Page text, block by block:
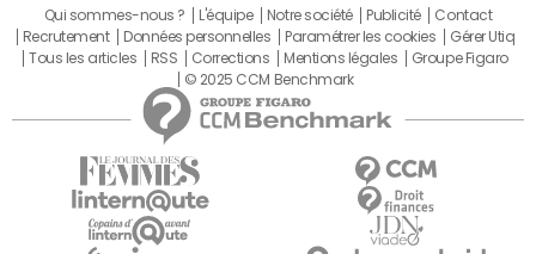
Qui sommes-nous ? L'équipe Notre société Publicité
Contact
Recrutement
Données personnelles Paramétrer les cookies
Gérer Utiq
Tous les articles
RSS Corrections Mentions légales
Groupe Figaro
© 2025 CCM Benchmark